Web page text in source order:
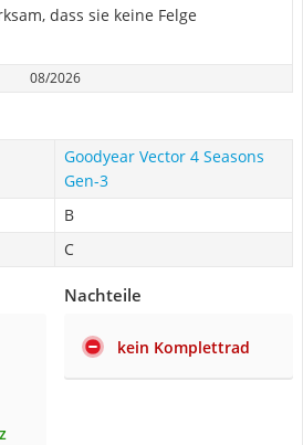
dass sie keine Felge
08/2026
Goodyear Vector 4 Seasons
Gen-3
B
C
Nachteile
kein Komplettrad